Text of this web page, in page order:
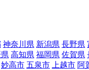
神奈川県 新潟県 長野県
高知県 福岡県 佐賀県
妙高市 五泉市 上越市 阿